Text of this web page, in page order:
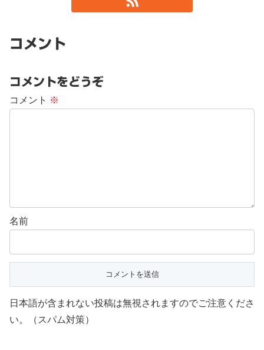
コメント
コメントをどうぞ
コメント ※
名前
日本語が含まれない投稿は無視されますのでご注意くださ
い。（スパム対策）